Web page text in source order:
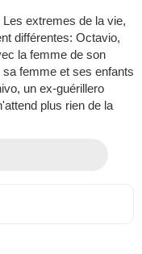
extremes de la vie,
différentes: Octavio,
la femme de son
sa femme et ses enfants
un ex-guérillero
plus rien de la